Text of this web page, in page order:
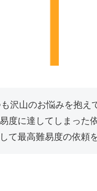
沢山のお悩みを抱え
度に達してしまった
て最高難易度の依頼